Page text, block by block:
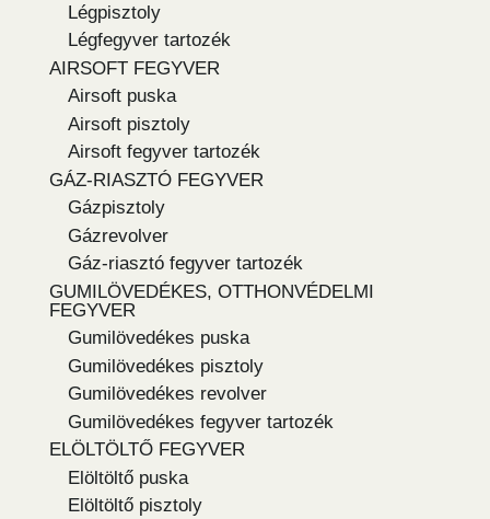
Légpisztoly
Légfegyver tartozék
AIRSOFT FEGYVER
Airsoft puska
Airsoft pisztoly
Airsoft fegyver tartozék
GÁZ-RIASZTÓ FEGYVER
Gázpisztoly
Gázrevolver
Gáz-riasztó fegyver tartozék
GUMILÖVEDÉKES, OTTHONVÉDELMI
FEGYVER
Gumilövedékes puska
Gumilövedékes pisztoly
Gumilövedékes revolver
Gumilövedékes fegyver tartozék
ELÖLTÖLTŐ FEGYVER
Elöltöltő puska
Elöltöltő pisztoly